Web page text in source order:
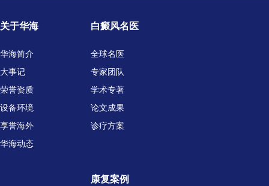
关于华海
华海简介
大事记
荣誉资质
设备环境
享誉海外
华海动态
白癜风名医
全球名医
专家团队
学术专著
论文成果
诊疗方案
康复案例